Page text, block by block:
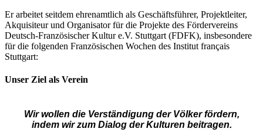
Er arbeitet seitdem ehrenamtlich als Geschäftsführer, Projektleiter,
Akquisiteur und Organisator für die Projekte des Fördervereins
Deutsch-Französischer Kultur e.V. Stuttgart (FDFK), insbesondere
für die folgenden Französischen Wochen des Institut français
Stuttgart:
Unser Ziel als Verein
Wir wollen die Verständigung der Völker fördern,
indem wir zum Dialog der Kulturen beitragen.